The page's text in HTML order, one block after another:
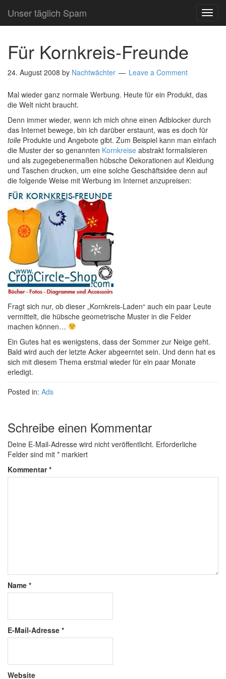
Unser täglich Spam
Für Kornkreis-Freunde
24. August 2008 by Nachtwächter Leave a Comment
Mal wieder ganz normale Werbung. Heute für ein Produkt, das
die Welt nicht braucht.
Denn immer wieder, wenn ich mich ohne einen Adblocker durch
das Internet bewege, bin ich darüber erstaunt, was es doch für
tolle Produkte und Angebote gibt. Zum Beispiel kann man einfach
die Muster der so genannten Kornkreise abstrakt formalisieren
und als zugegebenermaßen hübsche Dekorationen auf Kleidung
und Taschen drucken, um eine solche Geschäftsidee denn auf
die folgende Weise mit Werbung im Internet anzupreisen:
Fragt sich nur, ob dieser „Kornkreis-Laden“ auch ein paar Leute
vermittelt, die hübsche geometrische Muster in die Felder
machen können…
Ein Gutes hat es wenigstens, dass der Sommer zur Neige geht.
Bald wird auch der letzte Acker abgeerntet sein. Und denn hat es
sich mit diesem Thema erstmal wieder für ein paar Monate
erledigt.
Posted in: Ads
Schreibe einen Kommentar
Deine E-Mail-Adresse wird nicht veröffentlicht. Erforderliche
Felder sind mit * markiert
Kommentar*
Name *
E-Mail-Adresse *
Website